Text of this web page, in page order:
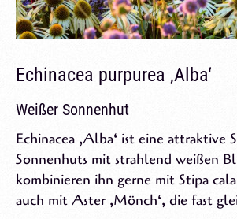
Echinacea purpurea ‚Alba‘
Weißer Sonnenhut
Echinacea ‚Alba‘ ist eine attraktive
Sonnenhuts mit strahlend weißen
kombinieren ihn gerne mit Stipa
auch mit Aster ‚Mönch‘, die fast